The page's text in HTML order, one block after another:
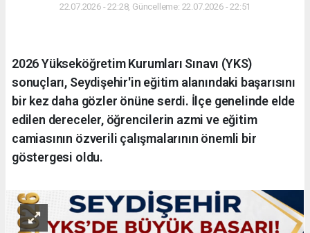
22.07.2026 - 22:28, Güncelleme: 22.07.2026 - 22:51
2026 Yükseköğretim Kurumları Sınavı (YKS)
sonuçları, Seydişehir'in eğitim alanındaki başarısını
bir kez daha gözler önüne serdi. İlçe genelinde elde
edilen dereceler, öğrencilerin azmi ve eğitim
camiasının özverili çalışmalarının önemli bir
göstergesi oldu.